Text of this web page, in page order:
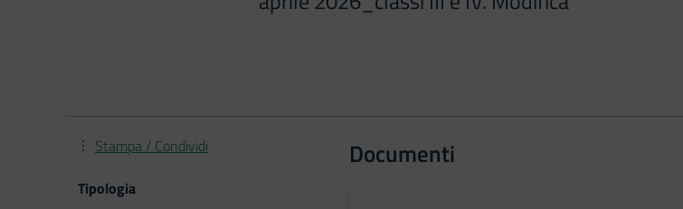
Documenti
Stampa / Condividi
Tipologia